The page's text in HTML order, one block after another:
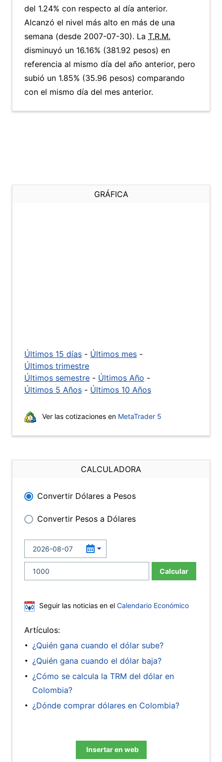
del 1.24% con respecto al día anterior.
Alcanzó el nivel más alto en más de una
semana (desde 2007-07-30). La T.R.M.
disminuyó un 16.16% (381.92 pesos) en
referencia al mismo día del año anterior, pero
subió un 1.85% (35.96 pesos) comparando
con el mismo día del mes anterior.
GRÁFICA
Últimos 15 días - Últimos mes -
Últimos trimestre
Últimos semestre - Últimos Año -
Últimos 5 Años - Últimos 10 Años
Ver las cotizaciones en MetaTrader 5
CALCULADORA
Convertir Dólares a Pesos
Convertir Pesos a Dólares
Calcular
Seguir las noticias en el Calendario Económico
Artículos:
¿Quién gana cuando el dólar sube?
¿Quién gana cuando el dólar baja?
¿Cómo se calcula la TRM del dólar en
Colombia?
¿Dónde comprar dólares en Colombia?
Insertar en web